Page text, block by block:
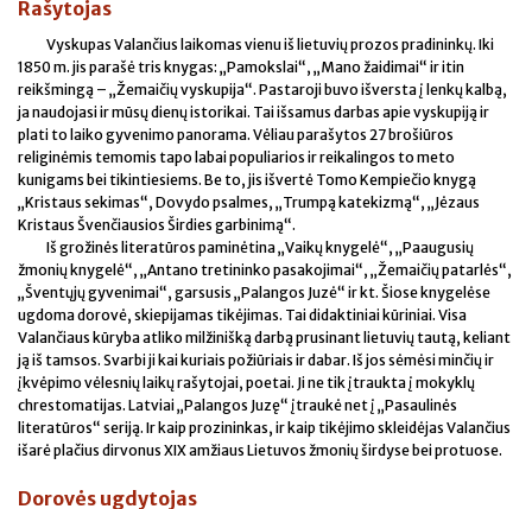
Rašytojas
Vyskupas Valančius laikomas vienu iš lietuvių prozos pradininkų. Iki
1850 m. jis parašė tris knygas: „Pamokslai“, „Mano žaidimai“ ir itin
reikšmingą – „Žemaičių vyskupija“. Pastaroji buvo išversta į lenkų kalbą,
ja naudojasi ir mūsų dienų istorikai. Tai išsamus darbas apie vyskupiją ir
plati to laiko gyvenimo panorama. Vėliau parašytos 27 brošiūros
religinėmis temomis tapo labai populiarios ir reikalingos to meto
kunigams bei tikintiesiems. Be to, jis išvertė Tomo Kempiečio knygą
„Kristaus sekimas“, Dovydo psalmes, „Trumpą katekizmą“, „Jėzaus
Kristaus Švenčiausios Širdies garbinimą“.
Iš grožinės literatūros paminėtina „Vaikų knygelė“, „Paaugusių
žmonių knygelė“, „Antano tretininko pasakojimai“, „Žemaičių patarlės“,
„Šventųjų gyvenimai“, garsusis „Palangos Juzė“ ir kt. Šiose knygelėse
ugdoma dorovė, skiepijamas tikėjimas. Tai didaktiniai kūriniai. Visa
Valančiaus kūryba atliko milžinišką darbą prusinant lietuvių tautą, keliant
ją iš tamsos. Svarbi ji kai kuriais požiūriais ir dabar. Iš jos sėmėsi minčių ir
įkvėpimo vėlesnių laikų rašytojai, poetai. Ji ne tik įtraukta į mokyklų
chrestomatijas. Latviai „Palangos Juzę“ įtraukė net į „Pasaulinės
literatūros“ seriją. Ir kaip prozininkas, ir kaip tikėjimo skleidėjas Valančius
išarė plačius dirvonus XIX amžiaus Lietuvos žmonių širdyse bei protuose.
Dorovės ugdytojas